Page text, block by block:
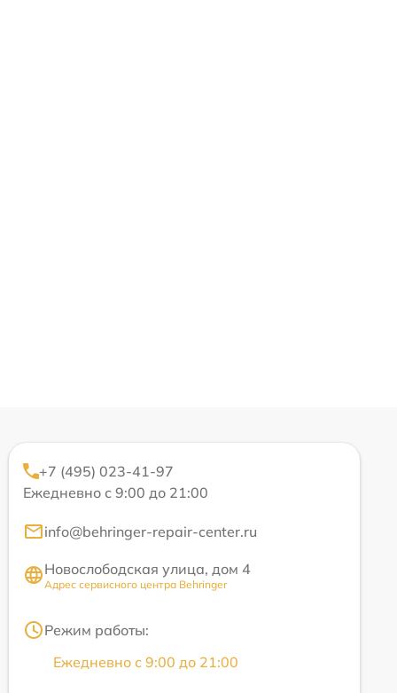
+7 (495) 023-41-97
Ежедневно с 9:00 до 21:00
info@behringer-repair-center.ru
Новослободская улица, дом 4
Адрес сервисного центра Behringer
Режим работы:
Ежедневно с 9:00 до 21:00